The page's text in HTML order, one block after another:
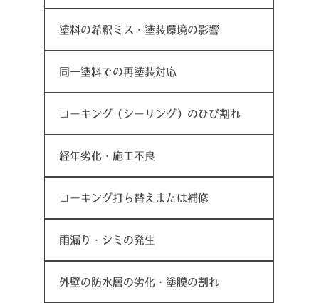
塗料の希釈ミス・塗装環境の影響
同一塗料での再塗装対応
コーキング（シーリング）のひび割れ
経年劣化・施工不良
コーキング打ち替えまたは補修
雨漏り・シミの発生
外壁の防水層の劣化・塗膜の割れ